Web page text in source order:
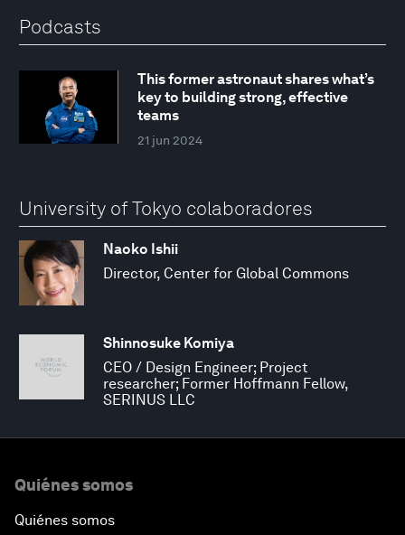
Podcasts
This former astronaut shares what’s
key to building strong, effective
teams
21 jun 2024
University of Tokyo colaboradores
Naoko Ishii
Director, Center for Global Commons
Shinnosuke Komiya
CEO / Design Engineer; Project
researcher; Former Hoffmann Fellow,
SERINUS LLC
Quiénes somos
Quiénes somos